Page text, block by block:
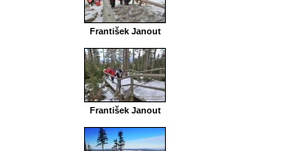
František Janout
František Janout